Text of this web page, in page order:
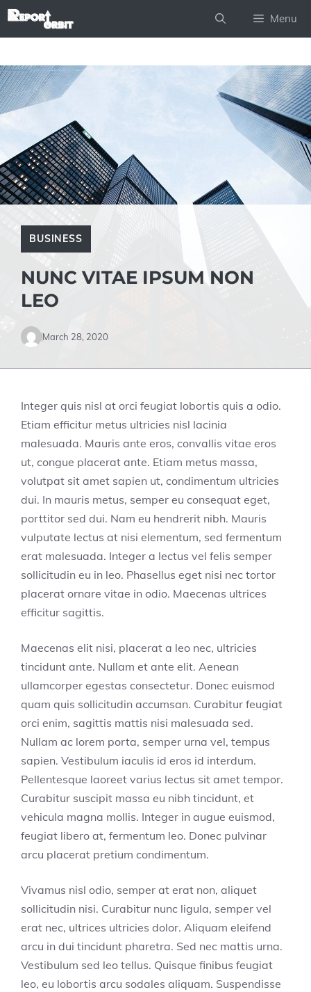
Skip
Menu
BUSINESS
NUNC VITAE IPSUM NON
LEO
March 28, 2020
Integer quis nisl at orci feugiat lobortis quis a odio.
Etiam efficitur metus ultricies nisl lacinia
malesuada. Mauris ante eros, convallis vitae eros
ut, congue placerat ante. Etiam metus massa,
volutpat sit amet sapien ut, condimentum ultricies
dui. In mauris metus, semper eu consequat eget,
porttitor sed dui. Nam eu hendrerit nibh. Mauris
vulputate lectus at nisi elementum, sed fermentum
erat malesuada. Integer a lectus vel felis semper
sollicitudin eu in leo. Phasellus eget nisi nec tortor
placerat ornare vitae in odio. Maecenas ultrices
efficitur sagittis.
Maecenas elit nisi, placerat a leo nec, ultricies
tincidunt ante. Nullam et ante elit. Aenean
ullamcorper egestas consectetur. Donec euismod
quam quis sollicitudin accumsan. Curabitur feugiat
orci enim, sagittis mattis nisi malesuada sed.
Nullam ac lorem porta, semper urna vel, tempus
sapien. Vestibulum iaculis id eros id interdum.
Pellentesque laoreet varius lectus sit amet tempor.
Curabitur suscipit massa eu nibh tincidunt, et
vehicula magna mollis. Integer in augue euismod,
feugiat libero at, fermentum leo. Donec pulvinar
arcu placerat pretium condimentum.
Vivamus nisl odio, semper at erat non, aliquet
sollicitudin nisi. Curabitur nunc ligula, semper vel
erat nec, ultrices ultricies dolor. Aliquam eleifend
arcu in dui tincidunt pharetra. Sed nec mattis urna.
Vestibulum sed leo tellus. Quisque finibus feugiat
leo, eu lobortis arcu sodales aliquam. Suspendisse